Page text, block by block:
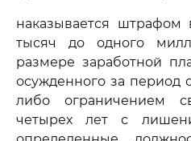
наказывается штрафом
тысяч до одного
размере заработной
осужденного за период
либо ограничением
четырех лет с